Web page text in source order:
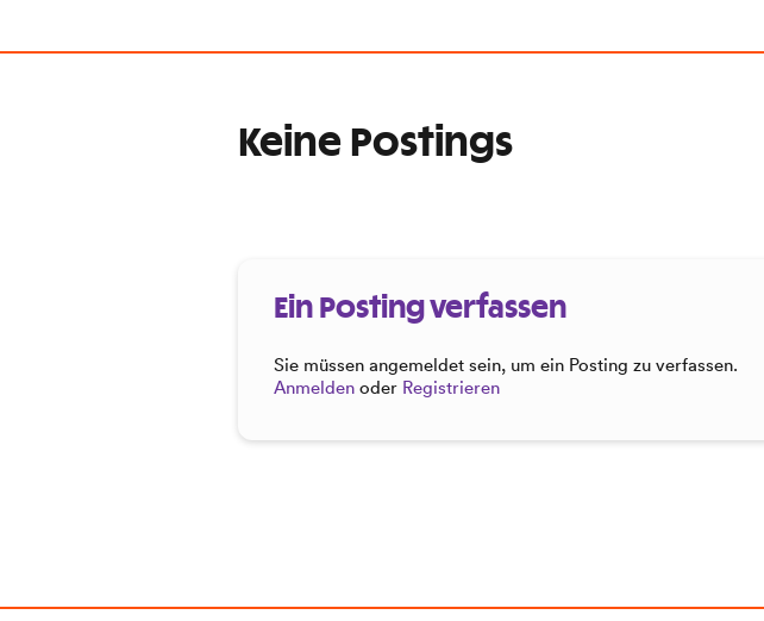
Keine Postings
Ein Posting verfassen
Sie müssen angemeldet sein, um ein Posting zu verfassen.
Anmelden oder Registrieren